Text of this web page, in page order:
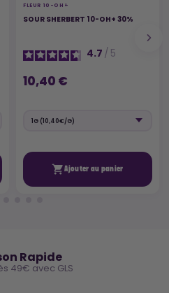
FLEUR 10-OH+
SOUR SHERBERT 10-OH+ 30%
4.7 / 5
10,40 €
Ajouter au panier
Rapide
49€ avec GLS